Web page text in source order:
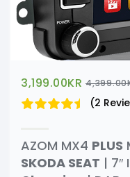
3,199.00KR 4,399.00
(2
AZOM MX4 PLUS
SKODA SEAT | 7″